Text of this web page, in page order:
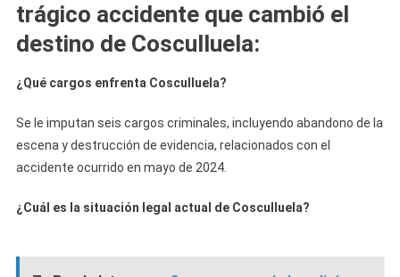
trágico accidente que cambió el
destino de Cosculluela:
¿Qué cargos enfrenta Cosculluela?
Se le imputan seis cargos criminales, incluyendo abandono de la
escena y destrucción de evidencia, relacionados con el
accidente ocurrido en mayo de 2024.
¿Cuál es la situación legal actual de Cosculluela?